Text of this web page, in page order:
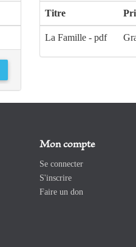
Titre
La Famille - pdf
Mon compte
Se connecter
S'inscrire
Faire un don